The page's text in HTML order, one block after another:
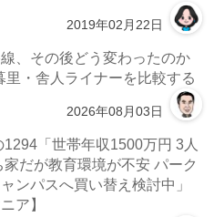
2019年02月22日
、その後どう変わったのか
・舎人ライナーを比較する
2026年08月03日
「世帯年収1500万円 3人
だが教育環境が不安 パーク
ンパスへ買い替え検討中」
ア】